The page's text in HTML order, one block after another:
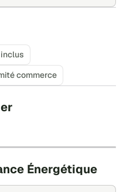
commerce
Énergétique